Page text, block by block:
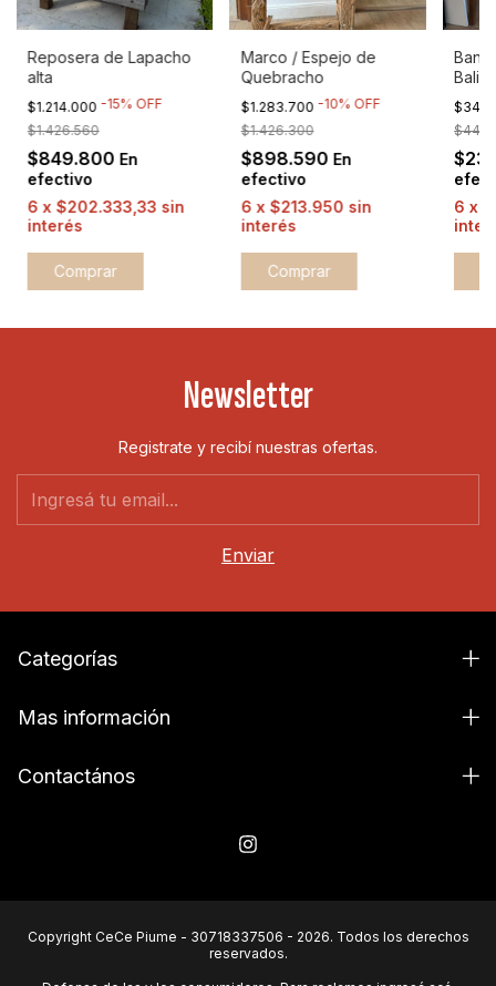
Reposera de Lapacho
alta
$1.214.000 -15% OFF
$1.426.560
$849.800 En
efectivo
6 x$202.333,33 sin
interés
Comprar
Marco / Espejo de
Quebracho
$1.283.700 -10% OFF
$1.426.300
$898.590 En
efectivo
6 x$213.950 sin
interés
Comprar
Bali
6 x
Newsletter
Registrate y recibí nuestras ofertas.
Categorías
Mas información
Contactános
Copyright CeCe Piume - 30718337506 - 2026. Todos los derechos
reservados.